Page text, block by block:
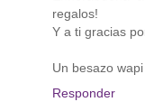
regalos!
Y a ti gracias
Un besazo
Responder